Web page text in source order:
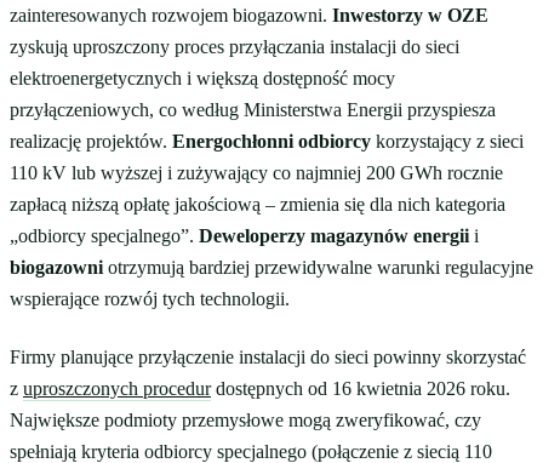
zainteresowanych rozwojem biogazowni. Inwestorzy w OZE
zyskują uproszczony proces przyłączania instalacji do sieci
elektroenergetycznych i większą dostępność mocy
przyłączeniowych, co według Ministerstwa Energii przyspiesza
realizację projektów. Energochłonni odbiorcy korzystający z sieci
110 kV lub wyższej i zużywający co najmniej 200 GWh rocznie
zapłacą niższą opłatę jakościową – zmienia się dla nich kategoria
„odbiorcy specjalnego”. Deweloperzy magazynów energii i
biogazowni otrzymują bardziej przewidywalne warunki regulacyjne
wspierające rozwój tych technologii.
Firmy planujące przyłączenie instalacji do sieci powinny skorzystać
z uproszczonych procedurdostępnych od 16 kwietnia 2026 roku.
Największe podmioty przemysłowe mogą zweryfikować, czy
spełniają kryteria odbiorcy specjalnego (połączenie z siecią 110